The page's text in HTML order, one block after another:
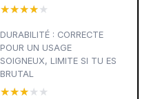
★★★★★
★★★★★
DURABILITÉ : CORRECTE
POUR UN USAGE
SOIGNEUX, LIMITE SI TU ES
BRUTAL
★★★★★
★★★★★